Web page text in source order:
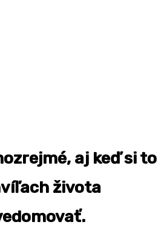
aj keď si to
života